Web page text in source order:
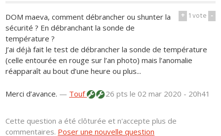
+ 1vote -
DOM maeva, comment débrancher ou shunter la
sécurité ? En débranchant la sonde de
température ?
J’ai déjà fait le test de débrancher la sonde de température
(celle entourée en rouge sur l’an photo) mais l’anomalie
réapparaît au bout d’une heure ou plus...
Merci d’avance. — Touf 26 ptsle 02 mar 2020 - 20h41
Cette question a été clôturée et n'accepte plus de
commentaires. Poser une nouvelle question